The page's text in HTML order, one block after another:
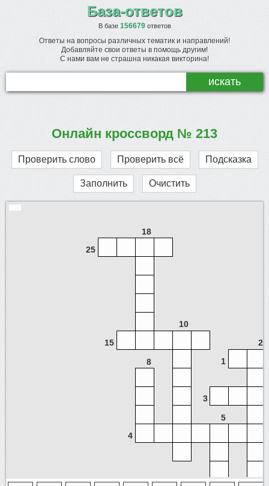
База-ответов
В базе 156679ответов
Ответы на вопросы различных тематик и направлений!
Добавляйте свои ответы в помощь другим!
С нами вам не страшна никакая викторина!
Онлайн кроссворд № 213
Проверить слово Проверить всё Подсказка
Заполнить Очистить
18
25
10
15
2
8
1
3
5
4